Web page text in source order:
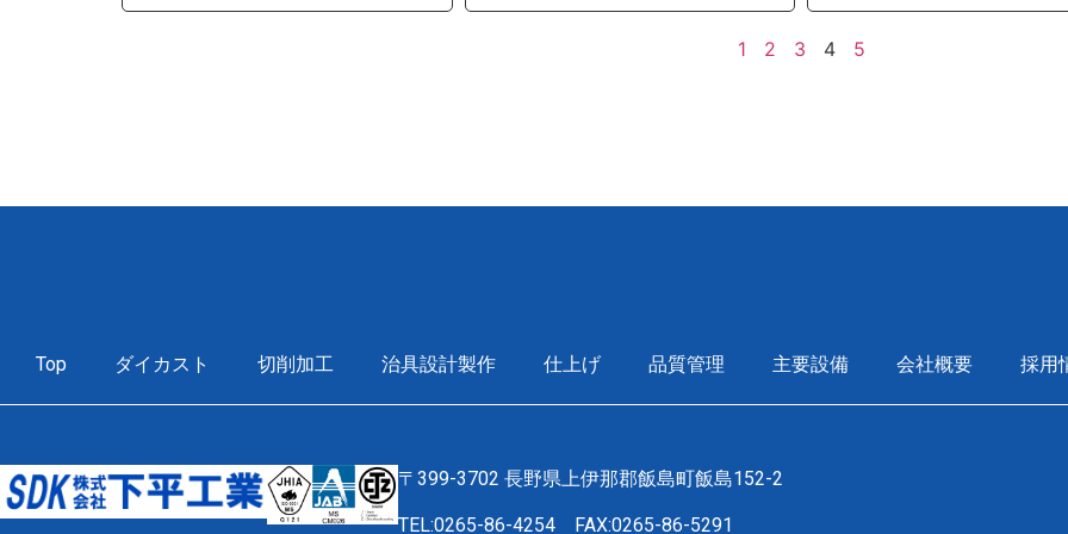
1 2 3 4 5
Top ダイカスト 切削加工 治具設計製作 仕上げ 品質管理 主要設備 会社概要 採用
〒399-3702 長野県上伊那郡飯島町飯島152-2
TEL:0265-86-4254 FAX:0265-86-5291